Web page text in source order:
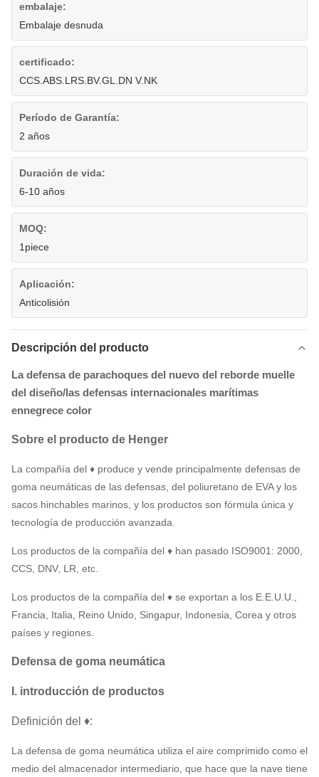
embalaje:
Embalaje desnuda
certificado:
CCS.ABS.LRS.BV.GL.DN V.NK
Período de Garantía:
2 años
Duración de vida:
6-10 años
MOQ:
1piece
Aplicación:
Anticolisión
Descripción del producto
La defensa de parachoques del nuevo del reborde muelle
del diseño/las defensas internacionales marítimas
ennegrece color
Sobre el producto de Henger
La compañía del ♦ produce y vende principalmente defensas de
goma neumáticas de las defensas, del poliuretano de EVA y los
sacos hinchables marinos, y los productos son fórmula única y
tecnología de producción avanzada.
Los productos de la compañía del ♦ han pasado ISO9001: 2000,
CCS, DNV, LR, etc.
Los productos de la compañía del ♦ se exportan a los E.E.U.U.,
Francia, Italia, Reino Unido, Singapur, Indonesia, Corea y otros
países y regiones.
Defensa de goma neumática
I. introducción de productos
Definición del ♦:
La defensa de goma neumática utiliza el aire comprimido como el
medio del almacenador intermediario, que hace que la nave tiene